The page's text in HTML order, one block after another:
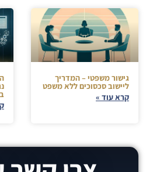
גישור משפטי – המדריך
ליישוב סכסוכים ללא משפט
קרא עוד »